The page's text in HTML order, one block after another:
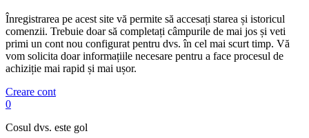
Înregistrarea pe acest site vă permite să accesați starea și istoricul
comenzii. Trebuie doar să completați câmpurile de mai jos și veti
primi un cont nou configurat pentru dvs. în cel mai scurt timp. Vă
vom solicita doar informațiile necesare pentru a face procesul de
achiziție mai rapid și mai ușor.
Creare cont
0
Cosul dvs. este gol